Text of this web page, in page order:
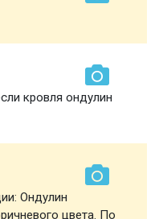
кровля ондулин
Ондулин
цвета. По